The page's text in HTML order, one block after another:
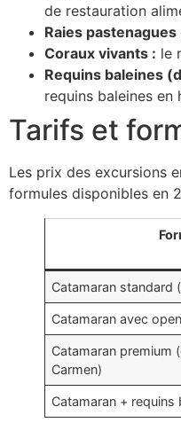
de restauration
Raies pastenagues
Coraux vivants : le
Requins baleines
requins baleines en
Tarifs et
Les prix des excursions
formules disponibles en
Catamaran standard
Catamaran avec
Catamaran premium
Carmen)
Catamaran + requins